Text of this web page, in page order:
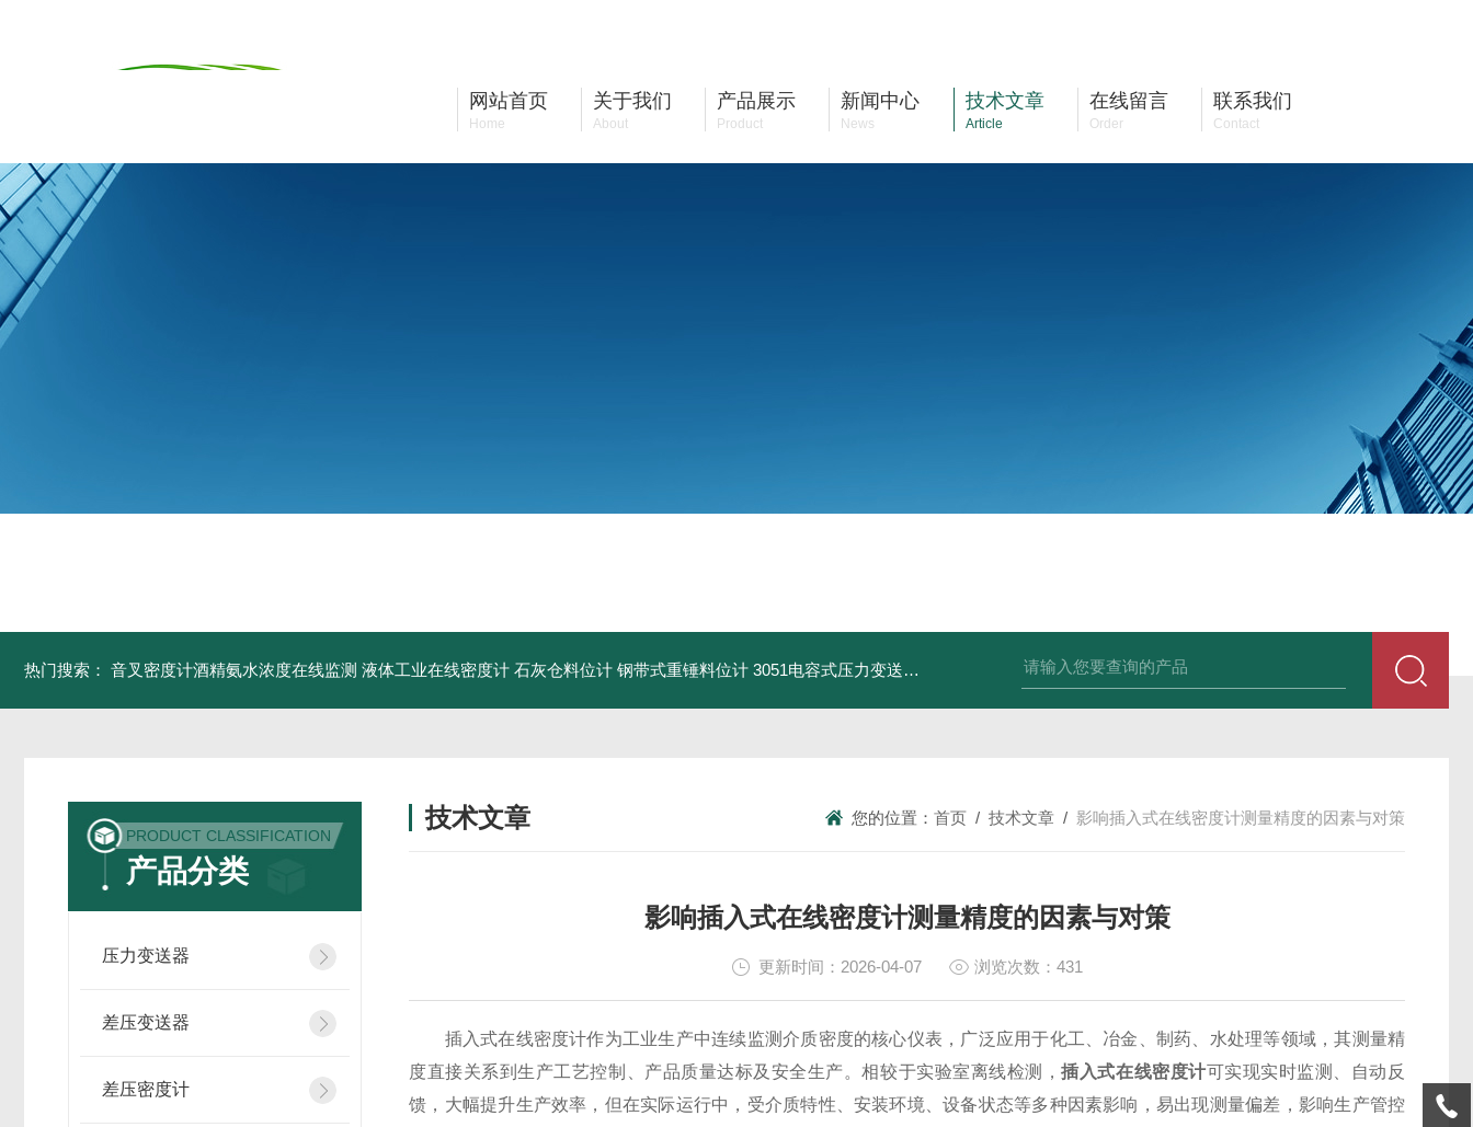
网站首页
Home
关于我们
About
产品展示
Product
新闻中心
News
技术文章
Article
在线留言
Order
联系我们
Contact
热门搜索： 音叉密度计酒精氨水浓度在线监测 液体工业在线密度计 石灰仓料位计 钢带式重锤料位计 3051电容式压力变送器 粉尘气体压力变送器 KDM260音叉密度计 kdm280罗斯蒙特密度计
PRODUCT CLASSIFICATION
产品分类
压力变送器
差压变送器
差压密度计
技术文章 您的位置： 首页 / 技术文章 / 影响插入式在线密度计测量精度的因素与对策
影响插入式在线密度计测量精度的因素与对策
更新时间：2026-04-07 浏览次数：431
插入式在线密度计作为工业生产中连续监测介质密度的核心仪表，广泛应用于化工、冶金、制药、水处理等领域，其测量精
度直接关系到生产工艺控制、产品质量达标及安全生产。相较于实验室离线检测，插入式在线密度计可实现实时监测、自动反
馈，大幅提升生产效率，但在实际运行中，受介质特性、安装环境、设备状态等多种因素影响，易出现测量偏差，影响生产管控